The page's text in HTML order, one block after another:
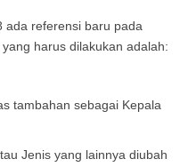
ada referensi baru pada
harus dilakukan adalah:
tambahan sebagai Kepala
Jenis yang lainnya diubah